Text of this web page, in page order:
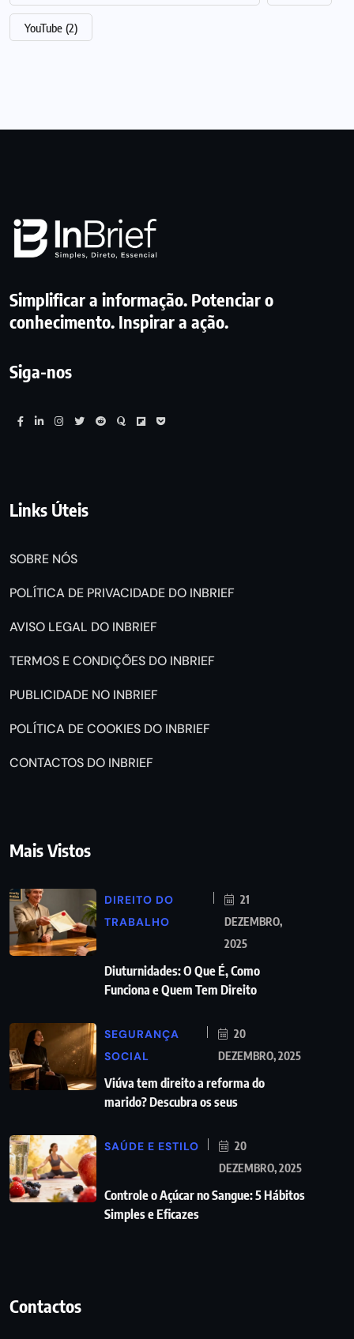
YouTube (2)
Simplificar a informação. Potenciar o
conhecimento. Inspirar a ação.
Siga-nos
Links Úteis
SOBRE NÓS
POLÍTICA DE PRIVACIDADE DO INBRIEF
AVISO LEGAL DO INBRIEF
TERMOS E CONDIÇÕES DO INBRIEF
PUBLICIDADE NO INBRIEF
POLÍTICA DE COOKIES DO INBRIEF
CONTACTOS DO INBRIEF
Mais Vistos
DIREITO DO
TRABALHO
21
DEZEMBRO,
2025
Diuturnidades: O Que É, Como
Funciona e Quem Tem Direito
SEGURANÇA
SOCIAL
20
DEZEMBRO, 2025
Viúva tem direito a reforma do
marido? Descubra os seus
SAÚDE E ESTILO
20
DEZEMBRO, 2025
Controle o Açúcar no Sangue: 5 Hábitos
Simples e Eficazes
Contactos